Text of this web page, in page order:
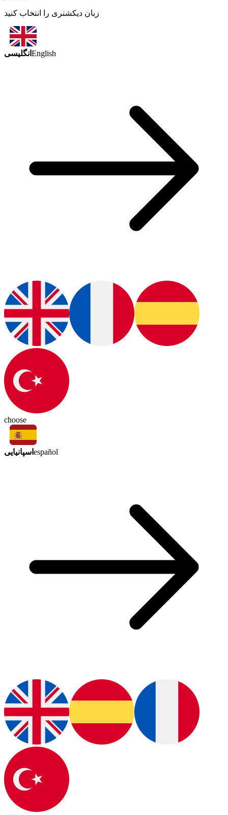
زبان دیکشنری را انتخاب کنید
انگلیسی English
choose
اسپانیایی español